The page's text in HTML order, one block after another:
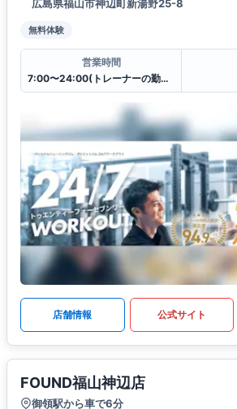
広島県福山市神辺町新湯野25-8
無料体験
営業時間
7:00〜24:00(トレーナーの勤務時間により変動)
店舗情報 公式サイト
FOUND福山神辺店
御領駅から車で6分